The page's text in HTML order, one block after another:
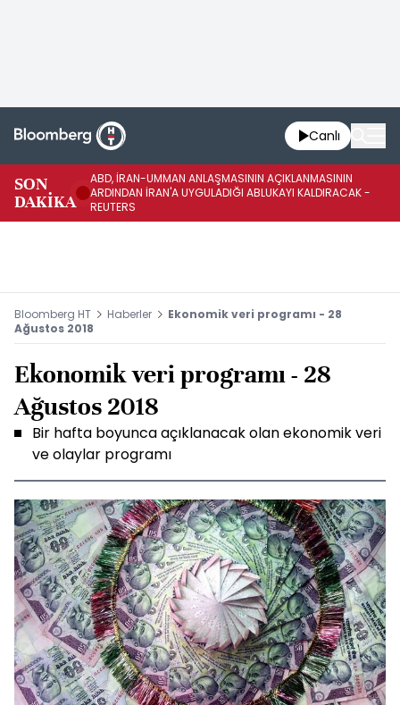
Canlı
SON
DAKİKA
ABD, İRAN-UMMAN ANLAŞMASININ AÇIKLANMASININ
ARDINDAN İRAN'A UYGULADIĞI ABLUKAYI KALDIRACAK -
REUTERS
Bloomberg HT Haberler
Ekonomik veri programı - 28
Ağustos 2018
Ekonomik veri programı - 28
Ağustos 2018
Bir hafta boyunca açıklanacak olan ekonomik veri
ve olaylar programı